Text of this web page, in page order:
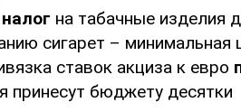
налог на табачные изделия
сигарет – минимальная
ставок акциза к евро
принесут бюджету десятки